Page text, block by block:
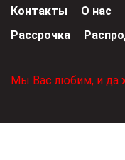
Контакты О нас
Рассрочка
Мы Вас любим, и да